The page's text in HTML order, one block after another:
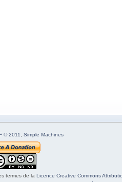
© 2011 Simple Machines
termes de la Licence Creative Commons